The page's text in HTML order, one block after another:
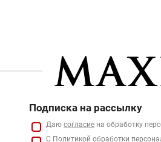
Подписка на рассылку
Даю согласие на обработку
С Политикой обработки